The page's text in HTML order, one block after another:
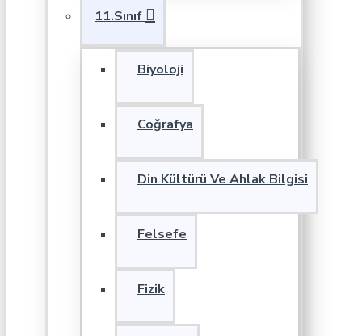
11.Sınıf
Biyoloji
Coğrafya
Din Kültürü Ve Ahlak Bilgisi
Felsefe
Fizik